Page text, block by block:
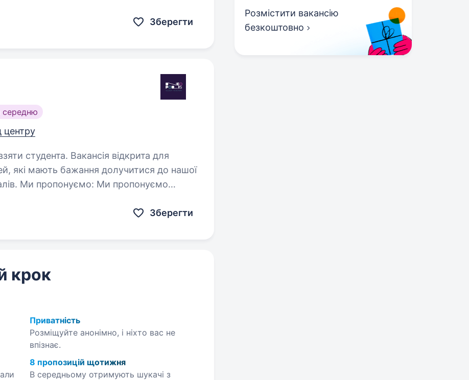
Зберегти
центру
відкрита для
які мають бажання долучитися до нашої
Ми пропонуємо
Зберегти
крок
Приватність
Розміщуйте анонімно, і ніхто вас не
впізнає.
8 пропозицій щотижня
В середньому отримують шукачі з
Розмістити вакансію
безкоштовно